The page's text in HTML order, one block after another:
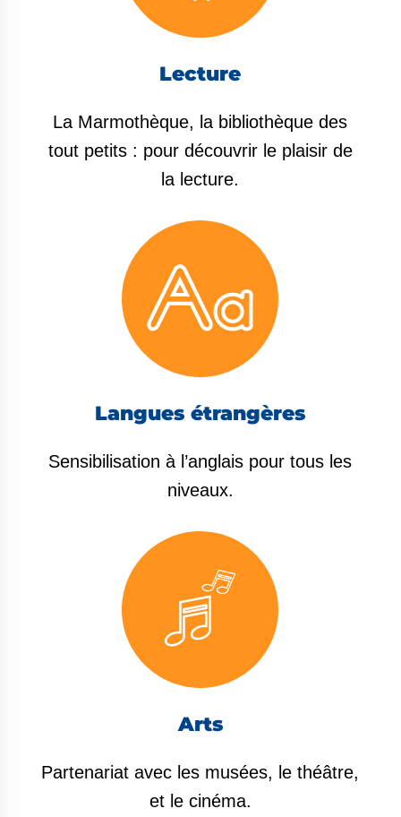
Lecture
La Marmothèque, la bibliothèque des
tout petits : pour découvrir le plaisir de
la lecture.
Langues étrangères
Sensibilisation à l’anglais pour tous les
niveaux.
Arts
Partenariat avec les musées, le théâtre,
et le cinéma.